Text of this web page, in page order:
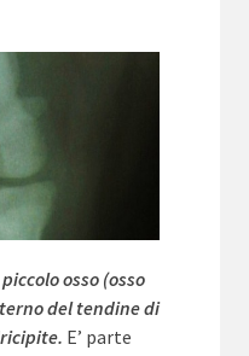
osso (osso
del tendine di
E’ parte